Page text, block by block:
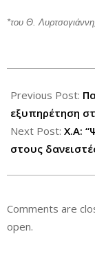
*του Θ.
08-
25
Previous Post:
εξυπηρέτηση
Next Post: Χ.Α:
στους
Comments are
open.